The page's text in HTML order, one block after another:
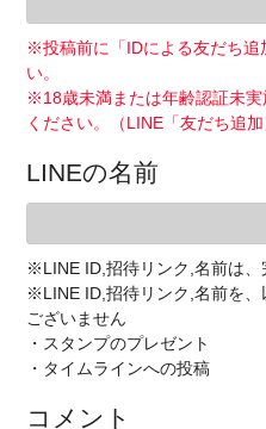
※投稿前に「IDによる友だち追
い。
※18歳未満または年齢認証未
ください。（LINE「友だち追
LINEの名前
※LINE ID,招待リンク,名前は、
※LINE ID,招待リンク,名前を
ございません
・スタンプのプレゼント
・タイムラインへの投稿
コメント